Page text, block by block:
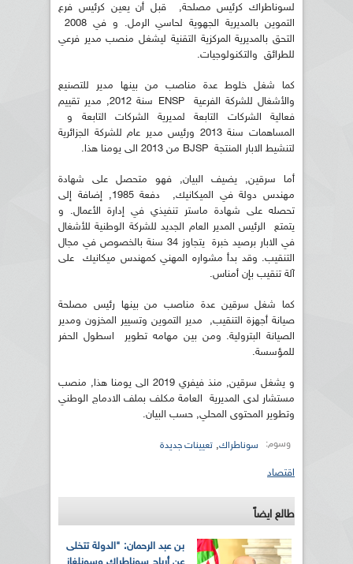
لسوناطراك كرئيس مصلحة, قبل أن يعين كرئيس فرع
التحق بالمديرية المركزية التقنية ليشغل منصب مدير فرعي
للطرائق والتكنولوجيات.
كما شغل خلوط عدة مناصب من بينها مدير للتصنيع
والأشغال للشركة الفرعية ENSP سنة 2012, مدير تقييم
فعالية الشركات التابعة لمديرية الشركات التابعة و
المساهمات سنة 2013 ورئيس مدير عام للشركة الجزائرية
لتنشيط الابار المنتجة BJSP من 2013 الى يومنا هذا.
أما سرقين, يضيف البيان, فهو متحصل على شهادة
مهندس دولة في الميكانيك, دفعة 1985, إضافة إلى
تحصله على شهادة ماستر تنفيذي في إدارة الأعمال. و
يتمتع الرئيس المدير العام الجديد للشركة الوطنية للأشغال
في الابار برصيد خبرة يتجاوز 34 سنة بالخصوص في مجال
التنقيب. وقد بدأ مشواره المهني كمهندس ميكانيك على
آلة تنقيب بإن أمناس.
كما شغل سرقين عدة مناصب من بينها رئيس مصلحة
صيانة أجهزة التنقيب, مدير التموين وتسيير المخزون ومدير
الصيانة البترولية. ومن بين مهامه تطوير اسطول الحفر
للمؤسسة.
و يشغل سرقين, منذ فيفري 2019 الى يومنا هذا, منصب
مستشار لدى المديرية العامة مكلف بملف الادماج الوطني
وتطوير المحتوى المحلي, حسب البيان.
وسوم: سوناطراك, تعيينات جديدة
اقتصاد
طالع ايضاً
بن عبد الرحمان: "الدولة تتخلى